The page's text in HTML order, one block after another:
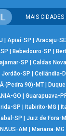
MAIS CIDADES
| Apiaí-SP | Aracaju-SE
| Bebedouro-SP |
SP |Caldas
SP | Ceilândia-
(Pedra 90)-MT|
GO |Guarapuava-
SP |Itabirito-MG |
SP |Juiz de Fora-
AM |Mariana-MG